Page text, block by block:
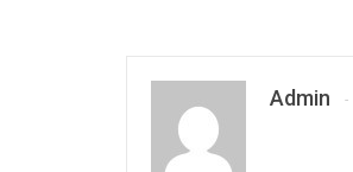
Admin